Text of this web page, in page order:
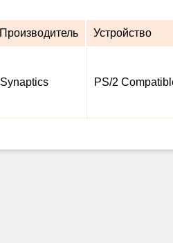
Производитель Устройство
Synaptics PS/2